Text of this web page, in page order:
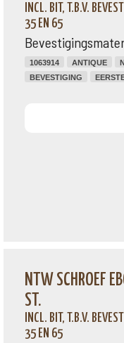
INCL. BIT, T.B.V.
35 EN 65
1063914 ANTIQUE
BEVESTIGING
NTW SCHROEF
ST.
INCL. BIT, T.B.V.
35 EN 65